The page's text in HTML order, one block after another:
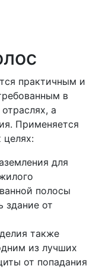
практичным и
в
а
Применяется
целях:
для
полосы
здание от
также
из лучших
от попадания